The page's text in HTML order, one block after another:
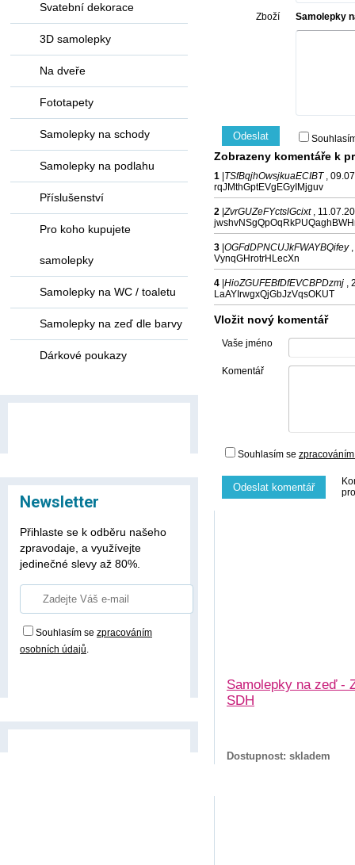
Zboží Samolepky
Odeslat
Zobrazeny komentáře k
1 TSfBqjhOwsjkuaECIBT ,
rqJMthGptEVgEGyIMjguv
2 |ZvrGUZeFYctslGcixt ,
3 OGFdDPNCUJkFWAYBQifey
VynqGHrotrHLecXn
4 HioZGUFEBfDfEVCBPDzmj ,
LaAYIrwgxQjGbJzVqsOKUT
Vložit nový komentář
Vaše jméno
Komentář
Souhlasím se
Odeslat komentář
Samolepky na zeď -
SDH
Dostupnost: skladem
Svatební dekorace
3D samolepky
Na dveře
Fototapety
Samolepky na schody
Samolepky na podlahu
Příslušenství
Pro koho kupujete
samolepky
Samolepky na WC / toaletu
Samolepky na zeď dle barvy
Dárkové poukazy
Newsletter
Přihlaste se k odběru našeho
zpravodaje, a využívejte
jedinečné slevy až 80%.
Souhlasím se zpracováním
osobních údajů.